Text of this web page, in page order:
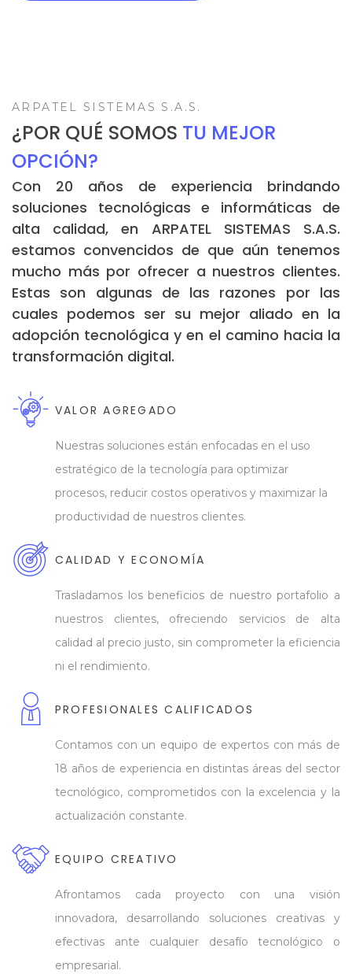
ARPATEL SISTEMAS S.A.S.
¿POR QUÉ SOMOS TU MEJOR
OPCIÓN?
Con 20 años de experiencia brindando
soluciones tecnológicas e informáticas de
alta calidad, en ARPATEL SISTEMAS S.A.S.
estamos convencidos de que aún tenemos
mucho más por ofrecer a nuestros clientes.
Estas son algunas de las razones por las
cuales podemos ser su mejor aliado en la
adopción tecnológica y en el camino hacia la
transformación digital.
VALOR AGREGADO
Nuestras soluciones están enfocadas en el uso
estratégico de la tecnología para optimizar
procesos, reducir costos operativos y maximizar la
productividad de nuestros clientes.
CALIDAD Y ECONOMÍA
Trasladamos los beneficios de nuestro portafolio a
nuestros clientes, ofreciendo servicios de alta
calidad al precio justo, sin comprometer la eficiencia
ni el rendimiento.
PROFESIONALES CALIFICADOS
Contamos con un equipo de expertos con más de
18 años de experiencia en distintas áreas del sector
tecnológico, comprometidos con la excelencia y la
actualización constante.
EQUIPO CREATIVO
Afrontamos cada proyecto con una visión
innovadora, desarrollando soluciones creativas y
efectivas ante cualquier desafío tecnológico o
empresarial.